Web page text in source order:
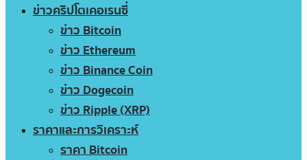
ข่าวคริปโตเคอเรนซี่
ข่าว Bitcoin
ข่าว Ethereum
ข่าว Binance Coin
ข่าว Dogecoin
ข่าว Ripple (XRP)
ราคาและการวิเคราะห์
ราคา Bitcoin